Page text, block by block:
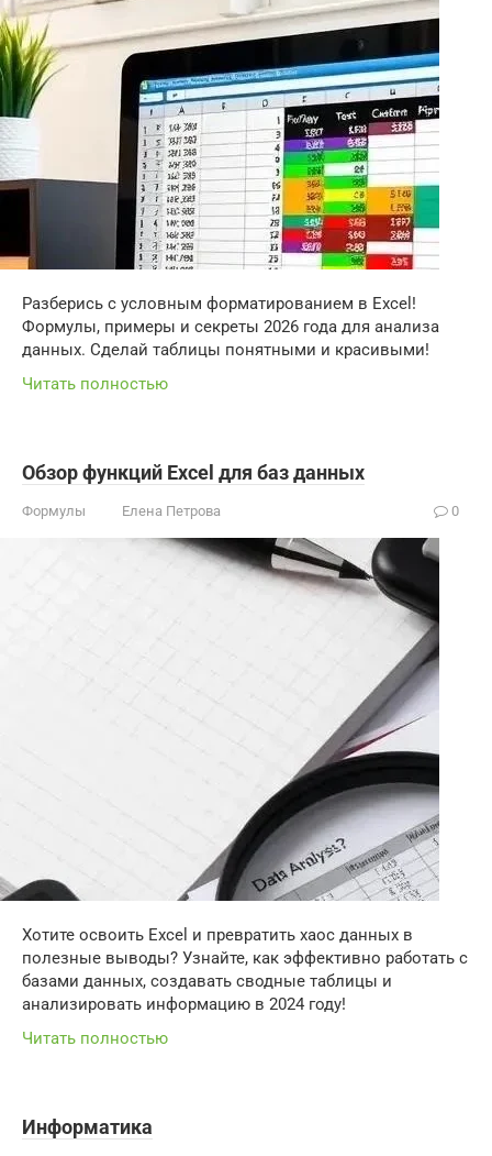
Разберись с условным форматированием в Excel!
Формулы, примеры и секреты 2026 года для анализа
данных. Сделай таблицы понятными и красивыми!
Читать полностью
Обзор функций Excel для баз данных
Формулы Елена Петрова 0
Хотите освоить Excel и превратить хаос данных в
полезные выводы? Узнайте, как эффективно работать с
базами данных, создавать сводные таблицы и
анализировать информацию в 2024 году!
Читать полностью
Информатика